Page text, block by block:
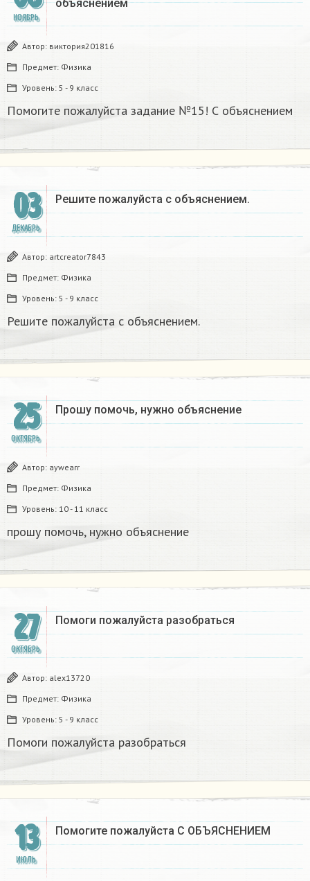
НОЯБРЬ
объяснением
Автор: виктория201816
Предмет: Физика
Уровень: 5 - 9 класс
Помогите пожалуйста задание №15! С объяснением
03
ДЕКАБРЬ
Решите пожалуйста с объяснением.
Автор: artcreator7843
Предмет: Физика
Уровень: 5 - 9 класс
Решите пожалуйста с объяснением.
25
ОКТЯБРЬ
Прошу помочь, нужно объяснение​
Автор: aywearr
Предмет: Физика
Уровень: 10 - 11 класс
прошу помочь, нужно объяснение​
27
ОКТЯБРЬ
Помоги пожалуйста разобраться
Автор: alex13720
Предмет: Физика
Уровень: 5 - 9 класс
Помоги пожалуйста разобраться
13
ИЮЛЬ
Помогите пожалуйста С ОБЪЯСНЕНИЕМ